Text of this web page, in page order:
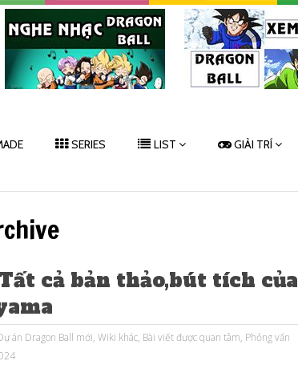
SERIES LIST GIẢI TRÍ
cả bản thảo,bút tích của
án Dragon Ball mới, Wiki khác, Bài viết được quan tâm, Phỏng vấn